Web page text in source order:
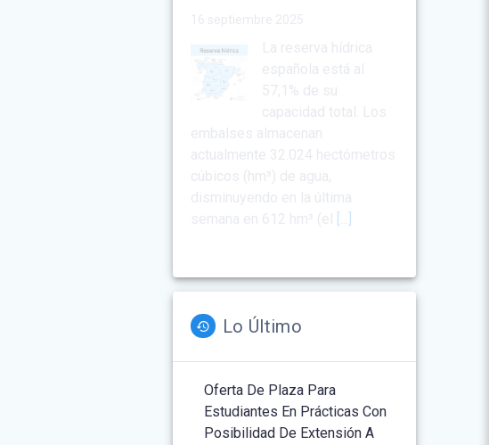
16 septiembre 2025
La reserva hídrica
española está al
57,1% de su
capacidad total. Los
embalses almacenan
actualmente 32.024 hectómetros
cúbicos (hm³) de agua,
disminuyendo en la última
semana en 612 hm³ (el [...]
Lo Último
Oferta De Plaza Para
Estudiantes En Prácticas Con
Posibilidad De Extensión A